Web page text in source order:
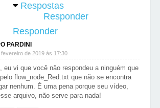
Respostas
Responder
Responder
PARDINI
fevereiro de 2019 às 17:30
eu vi que você não respondeu a ninguém que
flow_node_Red.txt que não se encontra
nenhum. É uma pena porque seu vídeo,
arquivo, não serve para nada!